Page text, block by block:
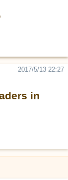
in
2017/5/13 22:27